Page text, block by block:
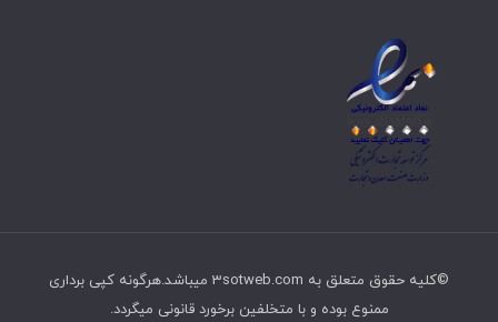
©کلیه حقوق متعلق به 3sotweb.com میباشد.هرگونه کپی برداری
ممنوع بوده و با متخلفین برخورد قانونی میگردد.